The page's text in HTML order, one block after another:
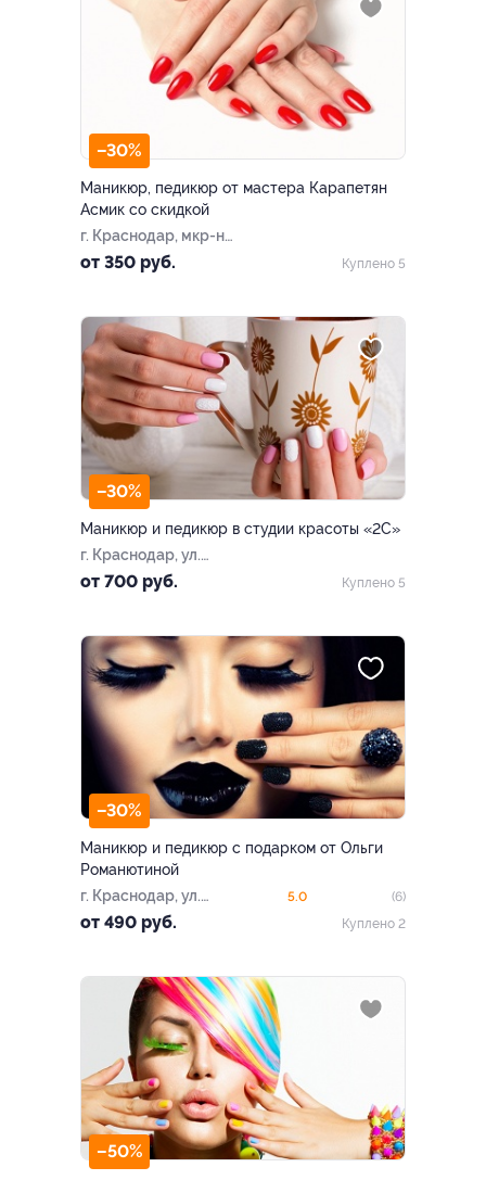
–30%
Маникюр, педикюр от мастера Карапетян
Асмик со скидкой
г. Краснодар, мкр-н
Центральный, ул. Гоголя, д.
от 350 руб. Куплено 5
–30%
Маникюр и педикюр в студии красоты «2С»
г. Краснодар, ул.
Ставропольская, д. 312
от 700 руб. Куплено 5
–30%
Маникюр и педикюр с подарком от Ольги
Романютиной
г. Краснодар, ул.
Российская, д. 61
от 490 руб.
5.0
(6)
Куплено 2
–50%